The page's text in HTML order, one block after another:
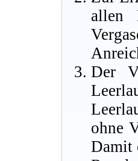
allen
Der
ohne
Damit